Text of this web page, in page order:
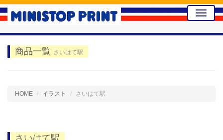
Toggle
商品一覧 さいはて駅
HOME イラスト さいはて駅
さいはて駅